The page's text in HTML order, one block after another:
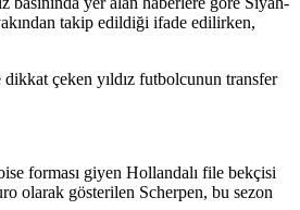
takip edildiği ifade edilirken,
çeken yıldız futbolcunun transfer
forması giyen Hollandalı file bekçisi
olarak gösterilen Scherpen, bu sezon